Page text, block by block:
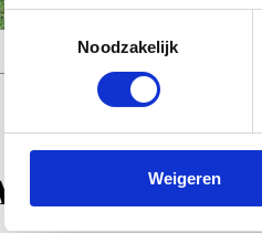
Toestemmingsselectie
Noodzakelijk
Weigeren